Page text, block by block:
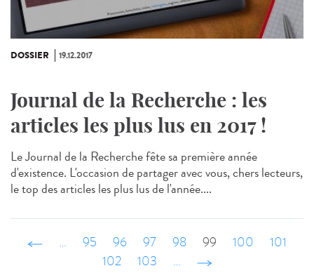
DOSSIER 19.12.2017
Journal de la Recherche : les
articles les plus lus en 2017 !
Le Journal de la Recherche fête sa première année
d'existence. L'occasion de partager avec vous, chers lecteurs,
le top des articles les plus lus de l'année....
‹ précédent
… 95 96 97 98 99 100
101
102
103 … suivant ›